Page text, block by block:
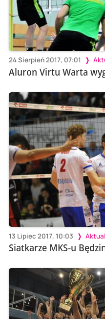
24 Sierpień 2017, 07:01
Aluron Virtu Warta
13 Lipiec 2017, 10:03
Siatkarze MKS-u